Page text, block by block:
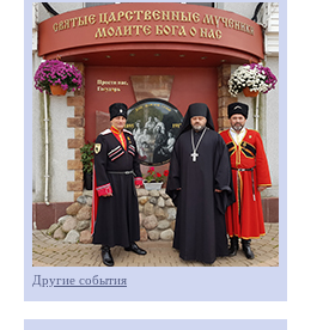
Другие события